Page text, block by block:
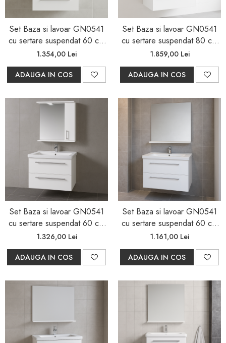
Set Baza si lavoar GN0541
cu sertare suspendat 60 cm
si oglinda Celine
1.354,00 Lei
ADAUGA IN COS
Set Baza si lavoar GN0541
cu sertare suspendat 80 cm
si oglinda Celine
1.859,00 Lei
ADAUGA IN COS
Set Baza si lavoar GN0541
cu sertare suspendat 60 cm
si oglinda GN 0201
1.326,00 Lei
ADAUGA IN COS
Set Baza si lavoar GN0541
cu sertare suspendat 60 cm
si oglinda GN0551
1.161,00 Lei
ADAUGA IN COS